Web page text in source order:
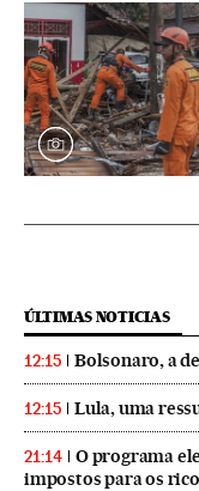
ÚLTIMAS NOTICIAS
12:15 Bolsonaro, a
12:15 Lula, uma
21:14
O programa
impostos para os